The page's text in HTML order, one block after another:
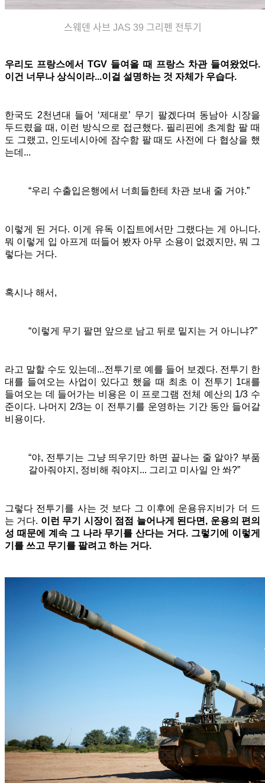
스웨덴 사브 JAS 39 그리펜 전투기
우리도 프랑스에서 TGV 들여올 때 프랑스 차관 들여왔었다.
이건 너무나 상식이라...이걸 설명하는 것 자체가 우습다.
한국도 2천년대 들어 ‘제대로’ 무기 팔겠다며 동남아 시장을
두드렸을 때, 이런 방식으로 접근했다. 필리핀에 초계함 팔 때
도 그랬고, 인도네시아에 잠수함 팔 때도 사전에 다 협상을 했
는데...
“우리 수출입은행에서 너희들한테 차관 보내 줄 거야.”
이렇게 된 거다. 이게 유독 이집트에서만 그랬다는 게 아니다.
뭐 이렇게 입 아프게 떠들어 봤자 아무 소용이 없겠지만, 뭐 그
렇다는 거다.
혹시나 해서,
“이렇게 무기 팔면 앞으로 남고 뒤로 밑지는 거 아니냐?”
라고 말할 수도 있는데...전투기로 예를 들어 보겠다. 전투기 한
대를 들여오는 사업이 있다고 했을 때 최초 이 전투기 1대를
들여오는 데 들어가는 비용은 이 프로그램 전체 예산의 1/3 수
준이다. 나머지 2/3는 이 전투기를 운영하는 기간 동안 들어갈
비용이다.
“야, 전투기는 그냥 띄우기만 하면 끝나는 줄 알아? 부품
갈아줘야지, 정비해 줘야지... 그리고 미사일 안 쏴?”
그렇다 전투기를 사는 것 보다 그 이후에 운용유지비가 더 드
는 거다. 이런 무기 시장이 점점 늘어나게 된다면, 운용의 편의
성 때문에 계속 그 나라 무기를 산다는 거다. 그렇기에 이렇게
기를 쓰고 무기를 팔려고 하는 거다.